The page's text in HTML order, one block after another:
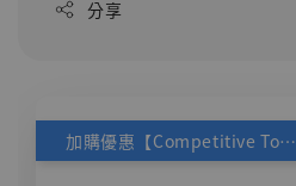
分享
加購優惠【Competitive Toys 梅西 [CM001]】